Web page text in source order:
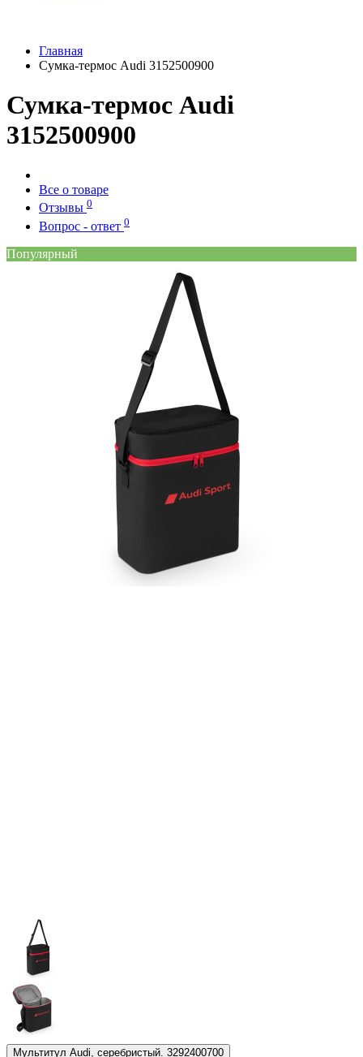
Главная
Сумка-термос Audi 3152500900
Сумка-термос Audi
3152500900
Все о товаре
Отзывы 0
Вопрос - ответ 0
Популярный
Мультитул Audi, серебристый. 3292400700